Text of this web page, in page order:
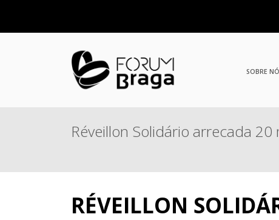
SOBRE
Réveillon Solidário arrecada
RÉVEILLON